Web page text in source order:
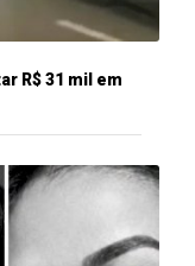
R$ 31 mil em